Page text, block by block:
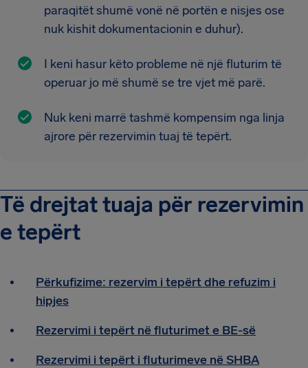
paraqitët shumë vonë në portën e nisjes ose
nuk kishit dokumentacionin e duhur).
I keni hasur këto probleme në një fluturim të
operuar jo më shumë se tre vjet më parë.
Nuk keni marrë tashmë kompensim nga linja
ajrore për rezervimin tuaj të tepërt.
Të drejtat tuaja për rezervimin
e tepërt
Përkufizime: rezervim i tepërt dhe refuzim i
hipjes
Rezervimi i tepërt në fluturimet e BE-së
Rezervimi i tepërt i fluturimeve në SHBA